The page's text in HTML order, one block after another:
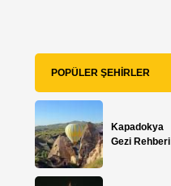
POPÜLER ŞEHIRLER
Kapadokya
Gezi Rehberi